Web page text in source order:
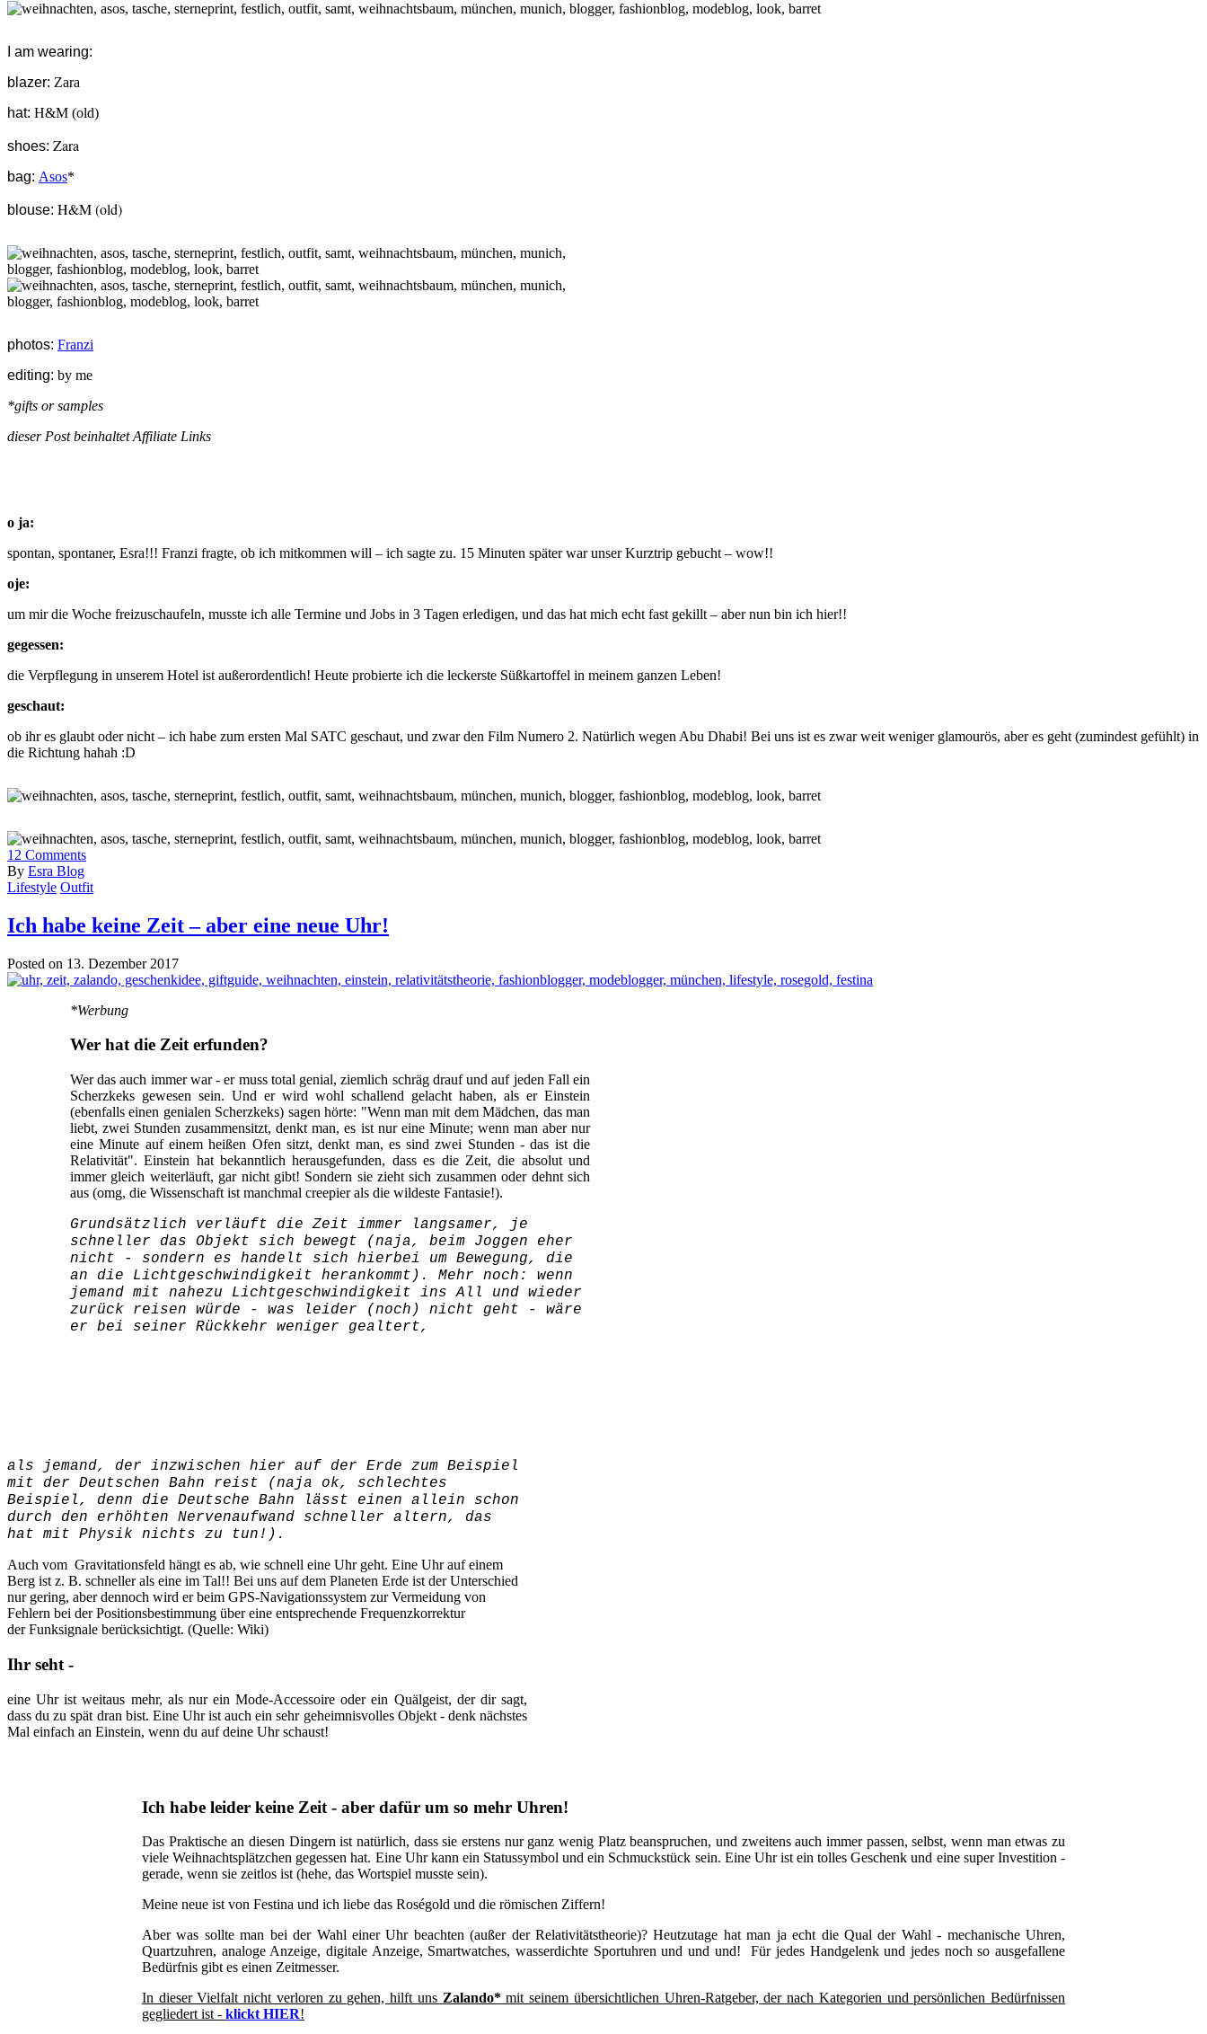
I am wearing:
blazer: Zara
hat: H&M (old)
shoes: Zara
bag: Asos*
blouse: H&M (old)
photos: Franzi
editing: by me
*gifts or samples
dieser Post beinhaltet Affiliate Links
o ja:
spontan, spontaner, Esra!!! Franzi fragte, ob ich mitkommen will – ich sagte zu. 15 Minuten später war unser Kurztrip gebucht – wow!!
oje:
um mir die Woche freizuschaufeln, musste ich alle Termine und Jobs in 3 Tagen erledigen, und das hat mich echt fast gekillt – aber nun bin ich hier!!
gegessen:
die Verpflegung in unserem Hotel ist außerordentlich! Heute probierte ich die leckerste Süßkartoffel in meinem ganzen Leben!
geschaut:
ob ihr es glaubt oder nicht – ich habe zum ersten Mal SATC geschaut, und zwar den Film Numero 2. Natürlich wegen Abu Dhabi! Bei uns ist es zwar weit weniger glamourös, aber es geht (zumindest gefühlt) in
die Richtung hahah :D
12 Comments
By Esra Blog
Lifestyle Outfit
Ich habe keine Zeit – aber eine neue Uhr!
Posted on 13. Dezember 2017
*Werbung
Wer hat die Zeit erfunden?
Wer das auch immer war - er muss total genial, ziemlich schräg drauf und auf jeden Fall ein
Scherzkeks gewesen sein. Und er wird wohl schallend gelacht haben, als er Einstein
(ebenfalls einen genialen Scherzkeks) sagen hörte: "Wenn man mit dem Mädchen, das man
liebt, zwei Stunden zusammensitzt, denkt man, es ist nur eine Minute; wenn man aber nur
eine Minute auf einem heißen Ofen sitzt, denkt man, es sind zwei Stunden - das ist die
Relativität". Einstein hat bekanntlich herausgefunden, dass es die Zeit, die absolut und
immer gleich weiterläuft, gar nicht gibt! Sondern sie zieht sich zusammen oder dehnt sich
aus (omg, die Wissenschaft ist manchmal creepier als die wildeste Fantasie!).
Grundsätzlich verläuft die Zeit immer langsamer, je
schneller das Objekt sich bewegt (naja, beim Joggen eher
nicht - sondern es handelt sich hierbei um Bewegung, die
an die Lichtgeschwindigkeit herankommt). Mehr noch: wenn
jemand mit nahezu Lichtgeschwindigkeit ins All und wieder
zurück reisen würde - was leider (noch) nicht geht - wäre
er bei seiner Rückkehr weniger gealtert,
als jemand, der inzwischen hier auf der Erde zum Beispiel
mit der Deutschen Bahn reist (naja ok, schlechtes
Beispiel, denn die Deutsche Bahn lässt einen allein schon
durch den erhöhten Nervenaufwand schneller altern, das
hat mit Physik nichts zu tun!).
Auch vom Gravitationsfeld hängt es ab, wie schnell eine Uhr geht. Eine Uhr auf einem
Berg ist z. B. schneller als eine im Tal!! Bei uns auf dem Planeten Erde ist der Unterschied
nur gering, aber dennoch wird er beim GPS-Navigationssystem zur Vermeidung von
Fehlern bei der Positionsbestimmung über eine entsprechende Frequenzkorrektur
der Funksignale berücksichtigt. (Quelle: Wiki)
Ihr seht -
eine Uhr ist weitaus mehr, als nur ein Mode-Accessoire oder ein Quälgeist, der dir sagt,
dass du zu spät dran bist. Eine Uhr ist auch ein sehr geheimnisvolles Objekt - denk nächstes
Mal einfach an Einstein, wenn du auf deine Uhr schaust!
Ich habe leider keine Zeit - aber dafür um so mehr Uhren!
Das Praktische an diesen Dingern ist natürlich, dass sie erstens nur ganz wenig Platz beanspruchen, und zweitens auch immer passen, selbst, wenn man etwas zu
viele Weihnachtsplätzchen gegessen hat. Eine Uhr kann ein Statussymbol und ein Schmuckstück sein. Eine Uhr ist ein tolles Geschenk und eine super Investition -
gerade, wenn sie zeitlos ist (hehe, das Wortspiel musste sein).
Meine neue ist von Festina und ich liebe das Roségold und die römischen Ziffern!
Aber was sollte man bei der Wahl einer Uhr beachten (außer der Relativitätstheorie)? Heutzutage hat man ja echt die Qual der Wahl - mechanische Uhren,
Quartzuhren, analoge Anzeige, digitale Anzeige, Smartwatches, wasserdichte Sportuhren und und und! Für jedes Handgelenk und jedes noch so ausgefallene
Bedürfnis gibt es einen Zeitmesser.
In dieser Vielfalt nicht verloren zu gehen, hilft uns Zalando*mit seinem übersichtlichen Uhren-Ratgeber, der nach Kategorien und persönlichen Bedürfnissen
gegliedert ist - klickt HIER!